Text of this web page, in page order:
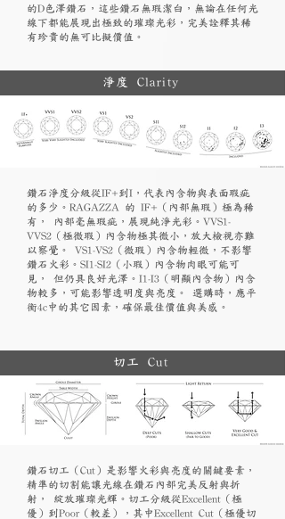
的D色澤鑽石，這些鑽石無瑕潔白，無論在任何光
線下都能展現出極致的璀璨光彩，完美詮釋其稀
有珍貴的無可比擬價值。
淨度 Clarity
鑽石淨度分級從IF+到I，代表內含物與表面瑕疵
的多少。RAGAZZA 的 IF+（內部無瑕）極為稀
有， 內部毫無瑕疵，展現純淨光彩。VVS1-
VVS2（極微瑕）內含物極其微小，放大檢視亦難
以察覺。 VS1-VS2（微瑕）內含物輕微，不影響
鑽石火彩。SI1-SI2（小瑕）內含物肉眼可能可
見， 但仍具良好光澤。I1-I3（明顯內含物）內含
物較多，可能影響透明度與亮度。 選購時，應平
衡4c中的其它因素，確保最佳價值與美感。
切工 Cut
鑽石切工（Cut）是影響火彩與亮度的關鍵要素，
精準的切割能讓光線在鑽石內部完美反射與折
射， 綻放璀璨光輝。切工分級從Excellent（極
優）到Poor（較差），其中Excellent Cut（極優切